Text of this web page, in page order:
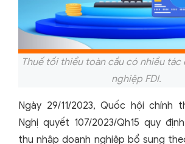
Thuế tối thiểu toàn cầu có nhiều
nghiệp FDI.
Ngày 29/11/2023, Quốc hội chính
Nghị quyết 107/2023/Qh15 quy
thu nhập doanh nghiệp bổ sung